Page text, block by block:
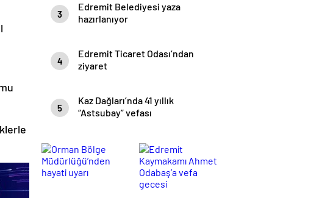
3
Edremit Belediyesi yaza
hazırlanıyor
4
Edremit Ticaret Odası’ndan
ziyaret
5
Kaz Dağları’nda 41 yıllık
“Astsubay” vefası